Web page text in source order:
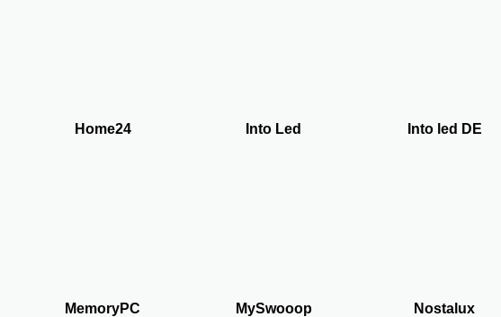
Home24 Into Led Into led DE
MemoryPC MySwooop Nostalux